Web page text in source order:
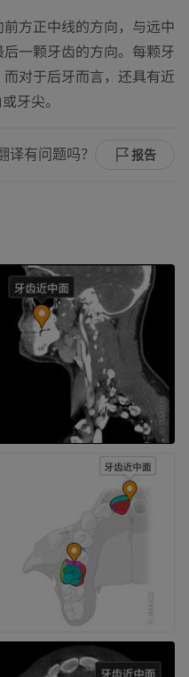
方正中线的方向，与远中
一颗牙齿的方向。每颗牙
对于后牙而言，还具有近
牙尖。
译有问题吗？ 报告